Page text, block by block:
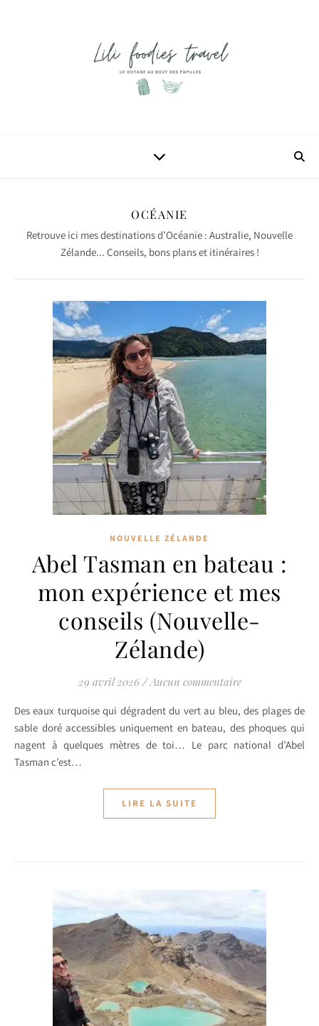
OCÉANIE
Retrouve ici mes destinations d’Océanie : Australie, Nouvelle
Zélande... Conseils, bons plans et itinéraires !
NOUVELLE ZÉLANDE
Abel Tasman en bateau :
mon expérience et mes
conseils (Nouvelle-
Zélande)
29 avril 2026 / Aucun commentaire
Des eaux turquoise qui dégradent du vert au bleu, des plages de
sable doré accessibles uniquement en bateau, des phoques qui
nagent à quelques mètres de toi… Le parc national d’Abel
Tasman c’est…
LIRE LA SUITE